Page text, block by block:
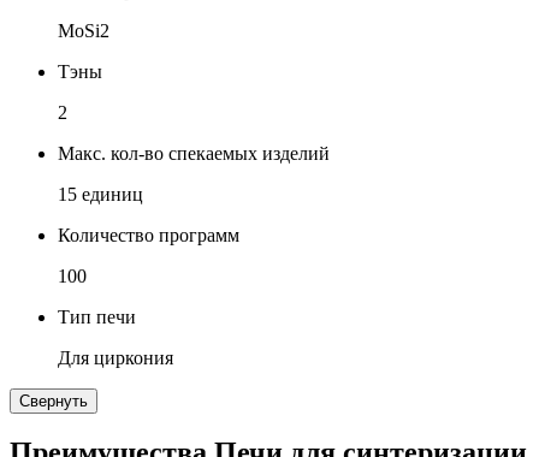
MoSi2
Тэны
2
Макс. кол-во спекаемых изделий
15 единиц
Количество программ
100
Тип печи
Для циркония
Свернуть